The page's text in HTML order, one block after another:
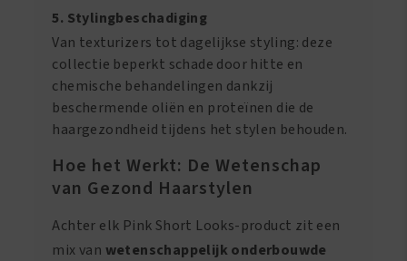
5. Stylingbeschadiging
Van texturizers tot dagelijkse styling: deze
collectie beperkt schade door hitte en
chemische behandelingen dankzij
beschermende oliën en proteïnen die de
haargezondheid tijdens het stylen behouden.
Hoe het Werkt: De Wetenschap
van Gezond Haarstylen
Achter elk Pink Short Looks-product zit een
mix van wetenschappelijk onderbouwde